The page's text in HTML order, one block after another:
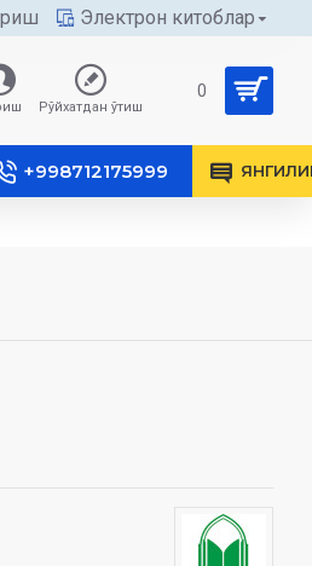
Электрон китоблар
Рўйхатдан ўтиш
0
+998712175999